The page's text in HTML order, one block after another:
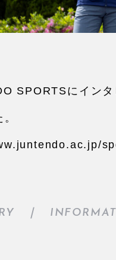
SPORTSにイン
｜